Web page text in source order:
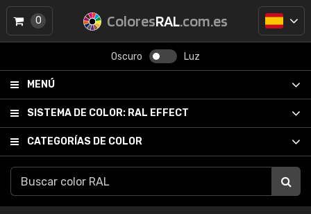
ColoresRAL.com.es
Oscuro Luz
MENÚ
SISTEMA DE COLOR: RAL EFFECT
CATEGORÍAS DE COLOR
0